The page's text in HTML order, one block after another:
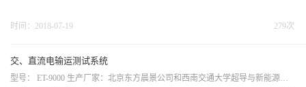
279次
时间：2018-07-19
交、直流电输运测试系统
型号： ET-9000 生产厂家：北京东方晨景公司和西南交通大学超导与新能源开发中心联合研制 主要特点 可以进行不同磁场、不同温度和不同电流下的（直流/交流）电阻、霍尔效应的测量； 测试过程和计算过程由软件自动执行...